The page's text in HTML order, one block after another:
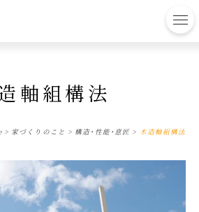
軸組構法
> 家づくりのこと > 構造・性能・意匠 > 木造軸組構法